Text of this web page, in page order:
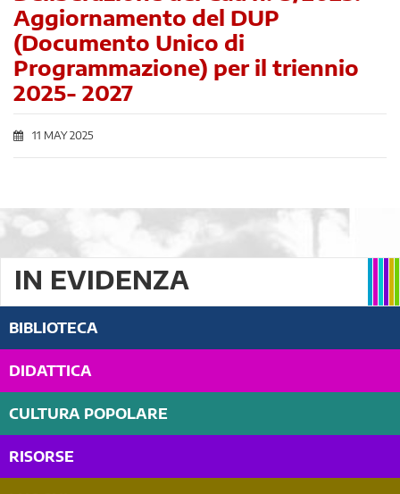
Aggiornamento del DUP
(Documento Unico di
Programmazione) per il triennio
2025- 2027
11 MAY 2025
IN EVIDENZA
BIBLIOTECA
DIDATTICA
CULTURA POPOLARE
RISORSE